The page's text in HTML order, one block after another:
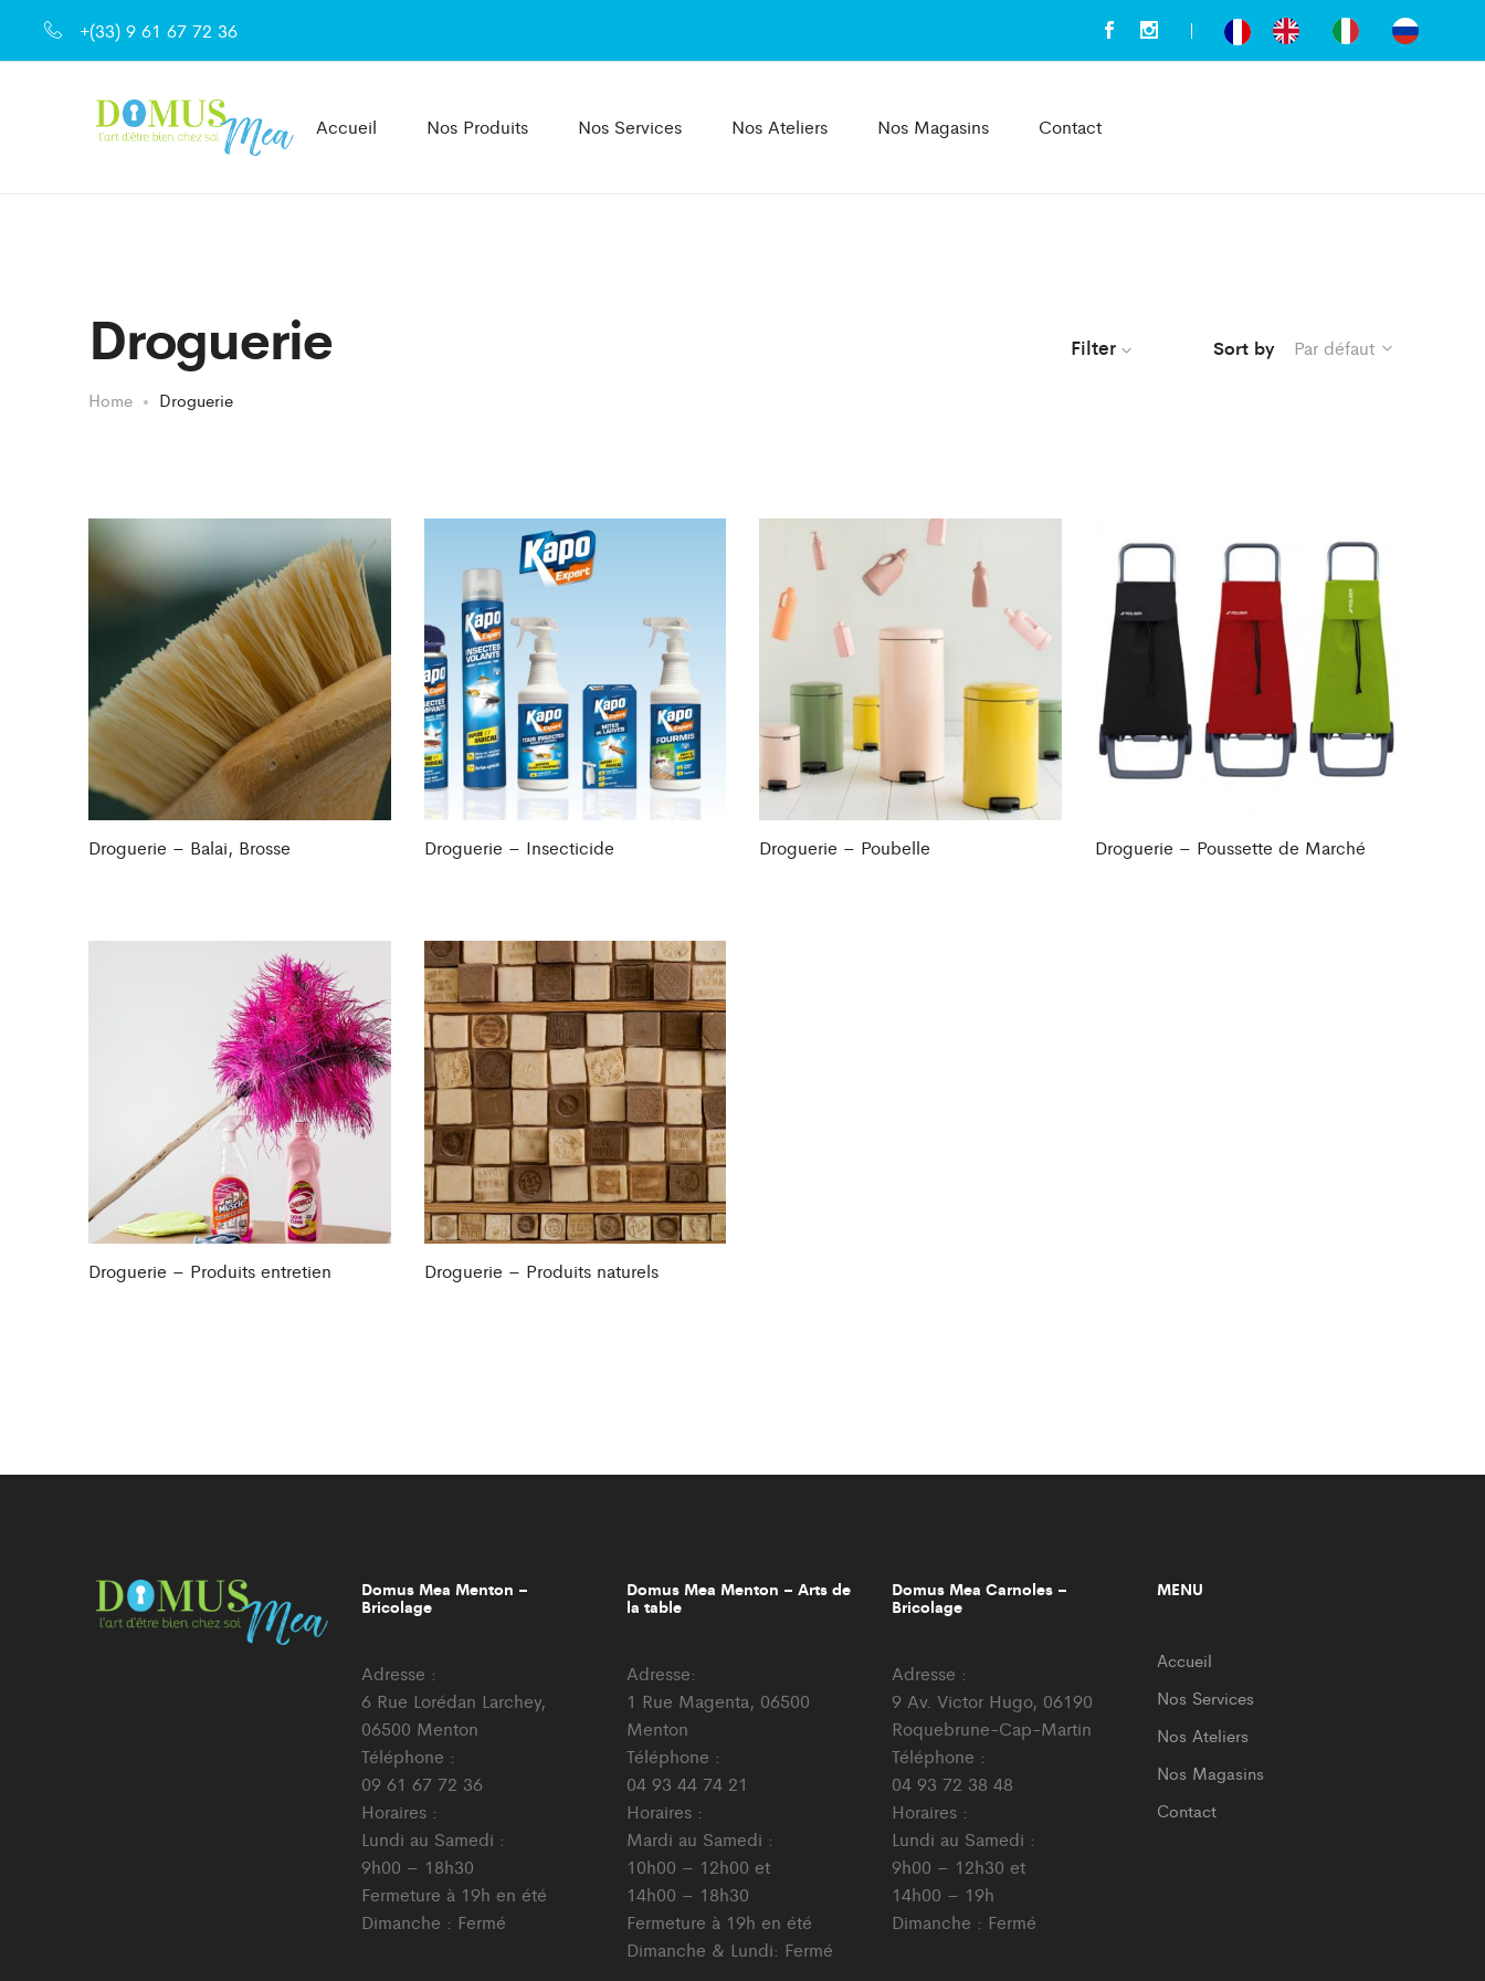
+(33) 9 61 67 72 36
Accueil Nos Produits Nos Services Nos Ateliers Nos Magasins Contact
Droguerie
Home Droguerie
Filter Sort by Par défaut
Droguerie – Balai, Brosse Droguerie – Insecticide Droguerie – Poubelle Droguerie – Poussette de Marché
Droguerie – Produits entretien Droguerie – Produits naturels
Domus Mea Menton –
Bricolage
Adresse :
6 Rue Lorédan Larchey,
06500 Menton
Téléphone :
09 61 67 72 36
Horaires :
Lundi au Samedi :
9h00 – 18h30
Fermeture à 19h en été
Dimanche : Fermé
Domus Mea Menton – Arts de
la table
Adresse:
1 Rue Magenta, 06500
Menton
Téléphone :
04 93 44 74 21
Horaires :
Mardi au Samedi :
10h00 – 12h00 et
14h00 – 18h30
Fermeture à 19h en été
Dimanche & Lundi: Fermé
Domus Mea Carnoles –
Bricolage
Adresse :
9 Av. Victor Hugo, 06190
Roquebrune-Cap-Martin
Téléphone :
04 93 72 38 48
Horaires :
Lundi au Samedi :
9h00 – 12h30 et
14h00 – 19h
Dimanche : Fermé
MENU
Accueil
Nos Services
Nos Ateliers
Nos Magasins
Contact